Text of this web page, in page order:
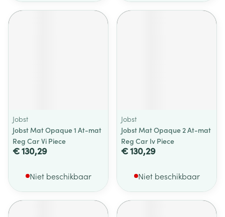
Jobst
Jobst Mat Opaque 1 At-mat
Reg Car Vi Piece
€ 130,29
Niet beschikbaar
Jobst
Jobst Mat Opaque 2 At-mat
Reg Car Iv Piece
€ 130,29
Niet beschikbaar